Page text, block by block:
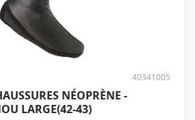
40341005
NÉOPRÈNE -
LARGE(42-43)